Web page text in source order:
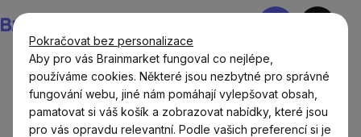
Pokračovat bez personalizace
Aby pro vás Brainmarket fungoval co nejlépe,
používáme cookies. Některé jsou nezbytné pro správné
fungování webu, jiné nám pomáhají vylepšovat obsah,
pamatovat si váš košík a zobrazovat nabídky, které jsou
pro vás opravdu relevantní. Podle vašich preferencí si je
na
obsah
Nákupní
Domov Aromaterapie
Éterické a esenciální vonné
oleje